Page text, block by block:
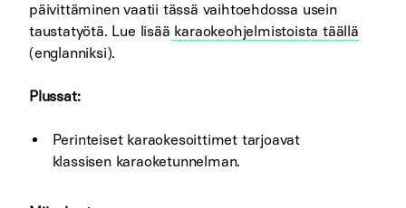
päivittäminen vaatii tässä vaihtoehdossa usein
taustatyötä. Lue lisää karaokeohjelmistoista täällä
(englanniksi).
Plussat:
Perinteiset karaokesoittimet tarjoavat
klassisen karaoketunnelman.